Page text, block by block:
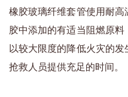
橡胶玻璃纤维套管使用耐
胶中添加的有适当阻燃原
以较大限度的降低火灾的
抢救人员提供充足的时间。